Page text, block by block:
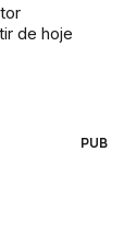
de hoje
PUB